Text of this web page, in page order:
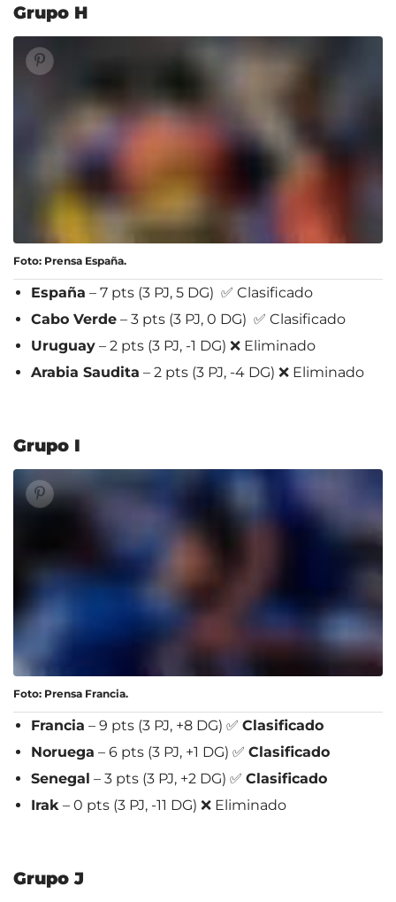
Grupo H
Foto: Prensa España.
España – 7 pts (3 PJ, 5 DG) ✅ Clasificado
Cabo Verde – 3 pts (3 PJ, 0 DG) ✅ Clasificado
Uruguay – 2 pts (3 PJ, -1 DG) ❌ Eliminado
Arabia Saudita – 2 pts (3 PJ, -4 DG) ❌ Eliminado
Grupo I
Foto: Prensa Francia.
Francia – 9 pts (3 PJ, +8 DG) ✅ Clasificado
Noruega – 6 pts (3 PJ, +1 DG) ✅ Clasificado
Senegal – 3 pts (3 PJ, +2 DG) ✅ Clasificado
Irak – 0 pts (3 PJ, -11 DG) ❌ Eliminado
Grupo J